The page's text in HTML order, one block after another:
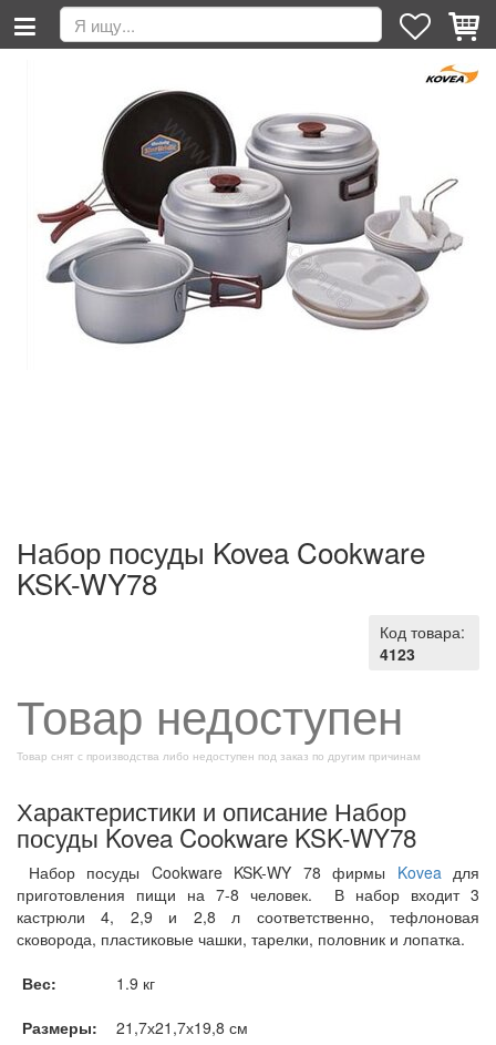
Набор посуды Kovea Cookware
KSK-WY78
Код товара:
4123
Товар недоступен
Товар снят с производства либо недоступен под заказ по другим причинам
Характеристики и описание Набор
посуды Kovea Cookware KSK-WY78
Набор посуды Cookware KSK-WY 78 фирмы Koveaдля
приготовления пищи на 7-8 человек. В набор входит 3
кастрюли 4, 2,9 и 2,8 л соответственно, тефлоновая
сковорода, пластиковые чашки, тарелки, половник и лопатка.
Вес:
1.9 кг
Размеры:
21,7х21,7х19,8 см